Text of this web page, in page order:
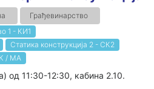
Грађевинарство
1 - КИ1
Статика конструкција 2 - СК2
/ МА
од 11:30-12:30, кабина 2.10.